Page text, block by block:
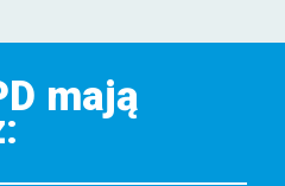
mają
: